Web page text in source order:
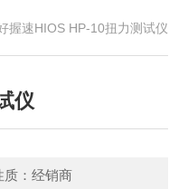
握速HIOS HP-10扭力测试仪
仪
质：经销商